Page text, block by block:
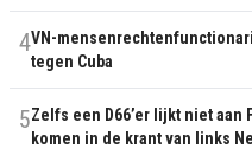
4VN-
tegen Cuba
5Zelfs een D66’er lijkt niet aan
komen in de krant van links